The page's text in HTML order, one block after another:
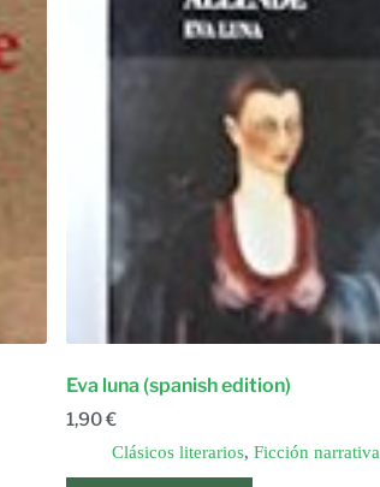
Eva luna (spanish edition)
1,90€
Clásicos literarios, Ficción narrativa